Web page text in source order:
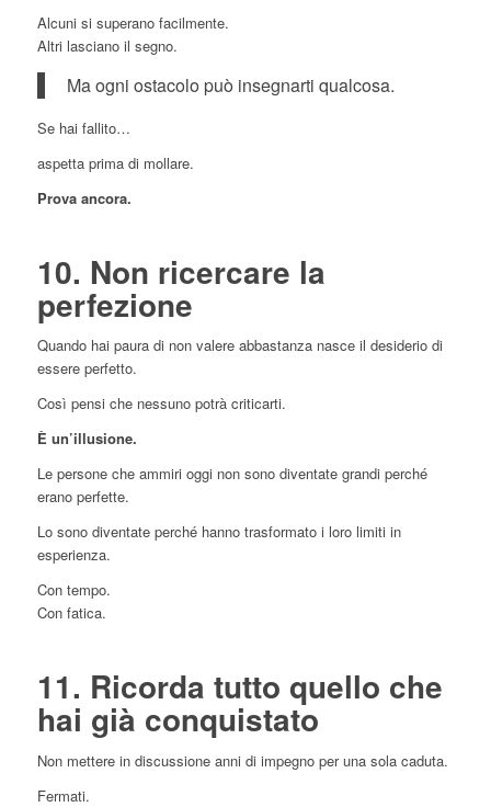
Alcuni si superano facilmente.
Altri lasciano il segno.
Ma ogni ostacolo può insegnarti qualcosa.
Se hai fallito…
aspetta prima di mollare.
Prova ancora.
10. Non ricercare la
perfezione
Quando hai paura di non valere abbastanza nasce il desiderio di
essere perfetto.
Così pensi che nessuno potrà criticarti.
È un’illusione.
Le persone che ammiri oggi non sono diventate grandi perché
erano perfette.
Lo sono diventate perché hanno trasformato i loro limiti in
esperienza.
Con tempo.
Con fatica.
11. Ricorda tutto quello che
hai già conquistato
Non mettere in discussione anni di impegno per una sola caduta.
Fermati.